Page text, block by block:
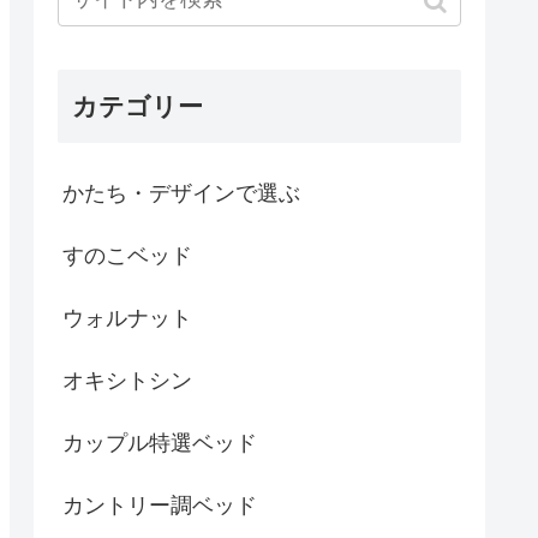
カテゴリー
かたち・デザインで選ぶ
すのこベッド
ウォルナット
オキシトシン
カップル特選ベッド
カントリー調ベッド